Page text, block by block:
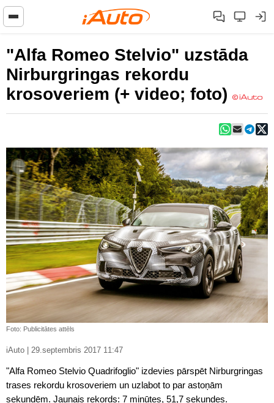
"Alfa Romeo Stelvio" uzstāda
Nirburgringas rekordu
krosoveriem (+ video; foto)
Foto: Publicitātes attēls
iAuto | 29.septembris 2017 11:47
"Alfa Romeo Stelvio Quadrifoglio" izdevies pārspēt Nirburgringas
trases rekordu krosoveriem un uzlabot to par astoņām
sekundēm. Jaunais rekords: 7 minūtes, 51,7 sekundes.